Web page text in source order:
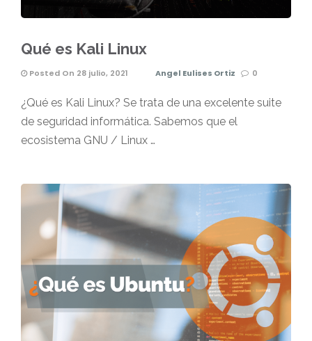
Qué es Kali Linux
Posted On 28 julio, 2021 Angel Eulises Ortiz 0
¿Qué es Kali Linux? Se trata de una excelente suite
de seguridad informática. Sabemos que el
ecosistema GNU / Linux …